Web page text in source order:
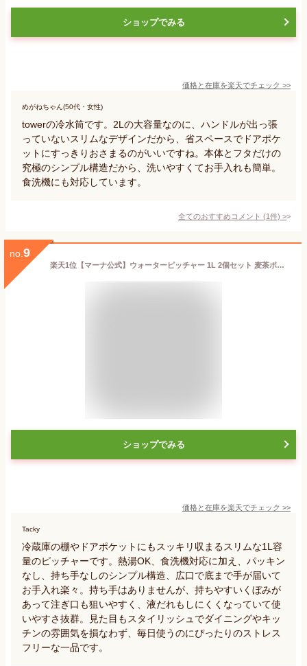
ショップでみる
価格と在庫を楽天でチェック >>
めがねちゃん(50代・女性)
towerの冷水筒です。2Lの大容量なのに、ハンドルが出っ張
っていないスリムなデザインだから、省スペースでドアポケ
ットにすっきりおさまるのがいいですね。本体とフタだけの
究極のシンプル構造だから、洗いやすくてお手入れも簡単。
食洗機にも対応しています。
全てのおすすめコメント (1件) >
no. 9
楽天1位【マーナ公式】ウォーターピッチャー 1L 2個セット 麦茶ポット 耐熱 パッキンなし 洗いやすい 食洗機対応 冷水筒 2L 2リットル 冷蔵庫 おしゃれ かわいい 四角 プラスチック 割れにくい お茶ポット サーバー スリムジャグ 広口 コンパクト ボトル X143
ショップでみる
価格と在庫を楽天でチェック >>
Tacky
冷蔵庫の棚やドアポケットにもスッキリ収まるスリムな1L容
量のピッチャーです。熱湯OK、食洗機対応に加え、パッキン
なし、持ち手なしのシンプル構造、広口で底まで手が届いて
お手入れ楽々。持ち手はありませんが、持ちやすいくぼみが
あって注ぎ口も狙いやすく、液だれもしにくくなっていて使
いやすさ抜群。見た目もスタイリッシュでダイニングやキッ
チンの雰囲気を損なわず、毎日使うのにぴったりのストレス
フリーな一品です。